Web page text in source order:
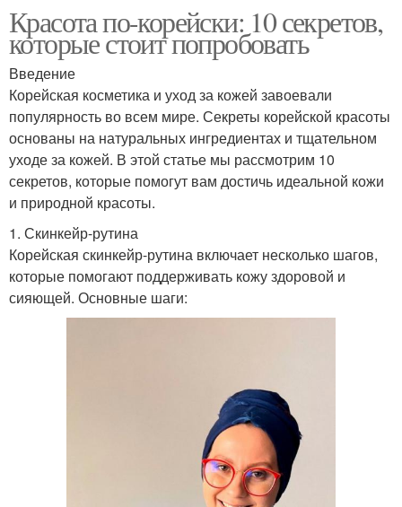
Красота по-корейски: 10 секретов,
которые стоит попробовать
Введение
Корейская косметика и уход за кожей завоевали
популярность во всем мире. Секреты корейской красоты
основаны на натуральных ингредиентах и тщательном
уходе за кожей. В этой статье мы рассмотрим 10
секретов, которые помогут вам достичь идеальной кожи
и природной красоты.
1. Скинкейр-рутина
Корейская скинкейр-рутина включает несколько шагов,
которые помогают поддерживать кожу здоровой и
сияющей. Основные шаги: